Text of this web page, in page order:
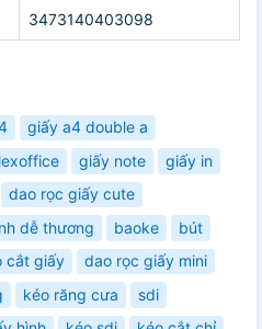
3473140403098
giấy a4 double a
giấy note
giấy in
dao rọc giấy cute
dễ thương
baoke
bút
cắt giấy
dao rọc giấy mini
kéo răng cưa
sdi